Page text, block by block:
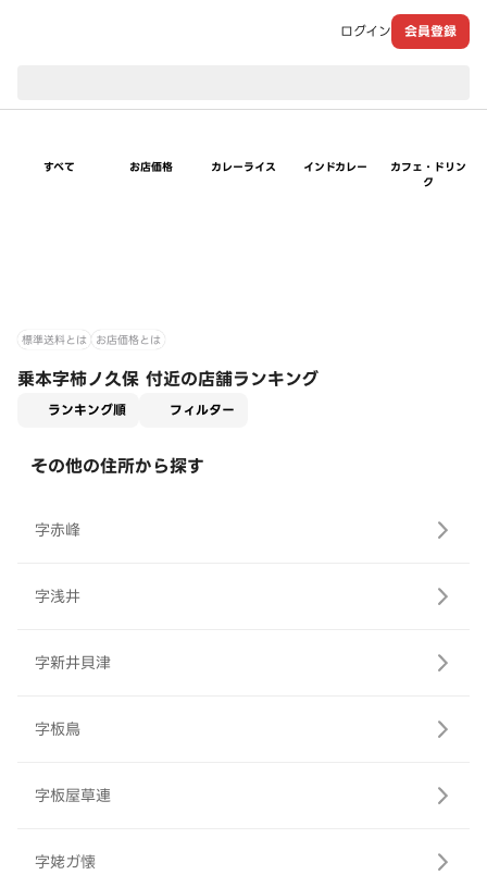
ログイン 会員登録
すべて お店価格 カレーライス インドカレー
カフェ・ドリン
ク
標準送料とは お店価格とは
乗本字柿ノ久保 付近の店舗ランキング
ランキング順 フィルター
その他の住所から探す
字赤峰
字浅井
字新井貝津
字板鳥
字板屋草連
字姥ガ懐